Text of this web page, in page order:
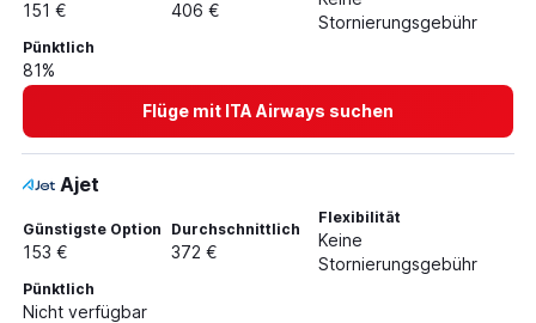
Flüge von Frankfurt am Main nach Florenz
Flüge von Frankfurt Hahn nach Hamburg
151 € 406 €
Stornierungsgebühr
Pünktlich
81%
Flüge mit ITA Airways suchen
Ajet
Günstigste Option
153 €
Durchschnittlich
372 €
Flexibilität
Keine
Stornierungsgebühr
Pünktlich
Nicht verfügbar